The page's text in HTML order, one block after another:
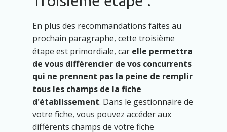
En plus des recommandations faites au
prochain paragraphe, cette troisième
étape est primordiale, car elle permettra
de vous différencier de vos concurrents
qui ne prennent pas la peine de remplir
tous les champs de la fiche
d'établissement. Dans le gestionnaire de
votre fiche, vous pouvez accéder aux
différents champs de votre fiche